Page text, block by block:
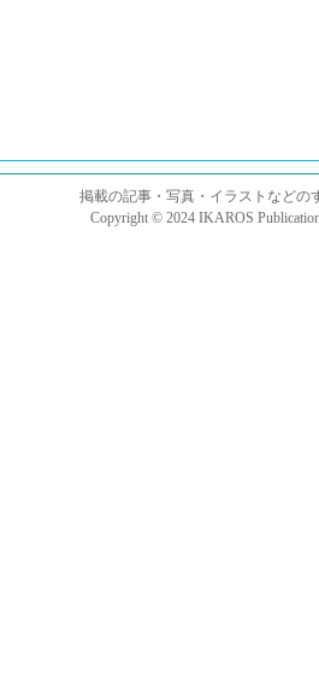
掲載の記事・写真・イラストなどの
Copyright © 2024 IKAROS